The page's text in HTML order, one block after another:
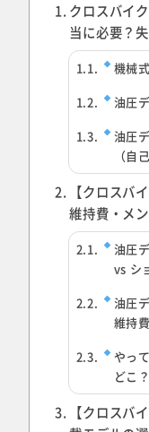
クロスバイ
当に必要？
機械
油圧
油圧
（自
【クロスバ
維持費・メ
油圧
vs シ
油圧
維持
やっ
どこ？
【クロスバ